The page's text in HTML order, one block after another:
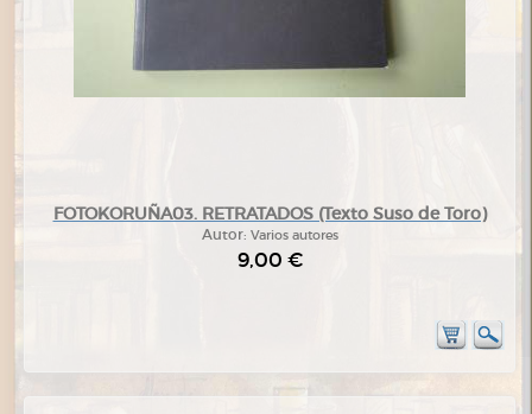
FOTOKORUÑA03. RETRATADOS (Texto Suso de Toro)
Autor: Varios autores
9,00 €